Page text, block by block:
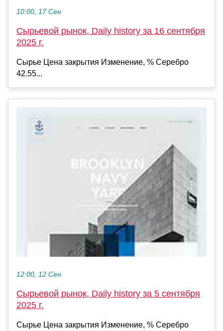
10:00, 17 Сен
Сырьевой рынок, Daily history за 16 сентября
2025 г.
Сырье Цена закрытия Изменение, % Серебро
42.55...
12:00, 12 Сен
Сырьевой рынок, Daily history за 5 сентября
2025 г.
Сырье Цена закрытия Изменение, % Серебро